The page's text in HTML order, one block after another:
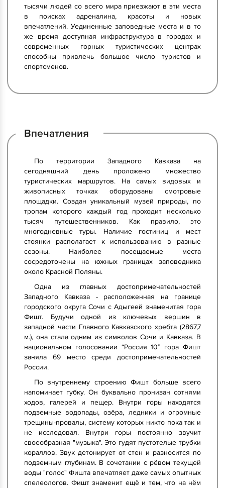
тысячи людей со всего мира приезжают в эти места
в поисках адреналина, красоты и новых
впечатлений. Уединенные заповедные места и в то
же время доступная инфраструктура в городах и
современных горных туристических центрах
способны привлечь большое число туристов и
спортсменов.
Впечатления
По территории Западного Кавказа на
сегодняшний день проложено множество
туристических маршрутов. На самых видовых и
живописных точках оборудованы смотровые
площадки. Создан уникальный музей природы, по
тропам которого каждый год проходит несколько
тысяч путешественников. Как правило, это
многодневные туры. Наличие гостиниц и мест
стоянки располагает к использованию в разные
сезоны. Наиболее посещаемые места
сосредоточены на южных границах заповедника
около Красной Поляны.
Одна из главных достопримечательностей
Западного Кавказа - расположенная на границе
городского округа Сочи с Адыгеей знаменитая гора
Фишт. Будучи одной из ключевых вершин в
западной части Главного Кавказского хребта (2867,7
м.), она стала одним из символов Сочи и Кавказа. В
национальном голосовании “Россия 10” гора Фишт
заняла 69 место среди достопримечательностей
России.
По внутреннему строению Фишт больше всего
напоминает губку. Он буквально пронизан сотнями
ходов, галерей и пещер. Внутри горы находятся
подземные водопады, озёра, ледники и огромные
трещины-провалы, систему которых никто пока так и
не исследовал. Внутри горы постоянно звучит
своеобразная "музыка". Это гудят пустотелые трубки
кораллов. Звук детонирует от стен и разносится по
подземным глубинам. В сочетании с рёвом текущей
воды "голос" Фишта впечатляет даже самых опытных
спелеологов. Фишт знаменит ещё и тем, что на нём